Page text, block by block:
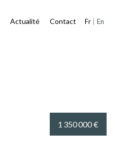
Actualité Contact Fr En
1 350 000 €